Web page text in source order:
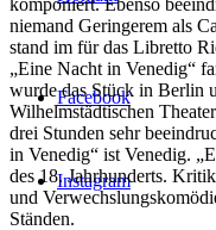
Facebook
Instagram
niemand Geringerem als
stand im für das Libretto
„Eine Nacht in Venedig“
wurde das Stück in Berlin
Wilhelmstädtischen
drei Stunden sehr
in Venedig“ ist Venedig.
des 18. Jahrhunderts.
und
Ständen.